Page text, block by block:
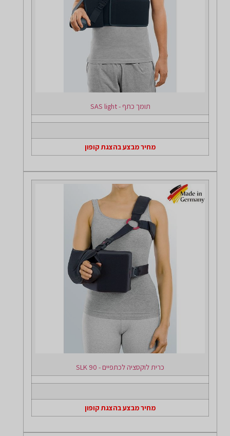
תומך כתף - SAS light
מחיר מבצע בהצגת קופון
כרית לוקסציה לכתפיים - SLK 90
מחיר מבצע בהצגת קופון